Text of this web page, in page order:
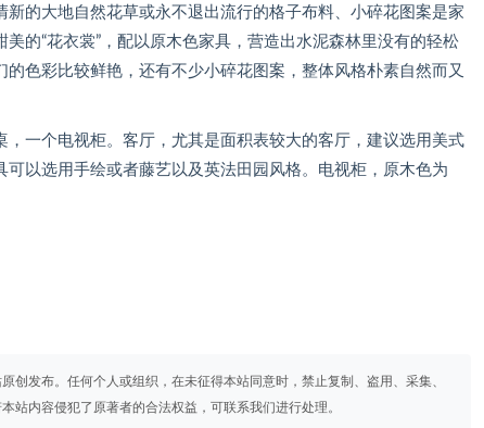
大地自然花草或永不退出流行的格子布料、小碎花图案是家
的“花衣裳”，配以原木色家具，营造出水泥森林里没有的轻松
色彩比较鲜艳，还有不少小碎花图案，整体风格朴素自然而又
一个电视柜。客厅，尤其是面积表较大的客厅，建议选用美式
以选用手绘或者藤艺以及英法田园风格。电视柜，原木色为
创发布。任何个人或组织，在未征得本站同意时，禁止复制、盗用、采集、
站内容侵犯了原著者的合法权益，可联系我们进行处理。